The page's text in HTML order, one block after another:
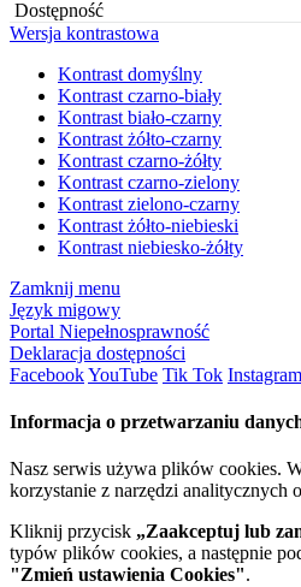
Dostępność
Wersja kontrastowa
Kontrast domyślny
Kontrast czarno-biały
Kontrast biało-czarny
Kontrast żółto-czarny
Kontrast czarno-żółty
Kontrast czarno-zielony
Kontrast zielono-czarny
Kontrast żółto-niebieski
Kontrast niebiesko-żółty
Zamknij menu
Język migowy
Portal Niepełnosprawność
Deklaracja dostępności
FacebookYouTube Tik Tok Instagram
Informacja o przetwarzaniu
Nasz serwis używa plików cookies.
korzystanie z narzędzi analitycznych
Kliknij przycisk „Zaakceptuj lub
typów plików cookies, a następnie
"Zmień ustawienia Cookies".